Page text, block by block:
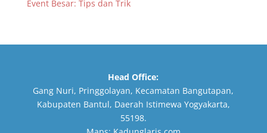
Event Besar: Tips dan Trik
Head Office:
Gang Nuri, Pringgolayan, Kecamatan Bangutapan,
Kabupaten Bantul, Daerah Istimewa Yogyakarta,
55198.